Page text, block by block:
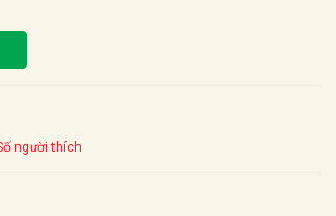
người thích